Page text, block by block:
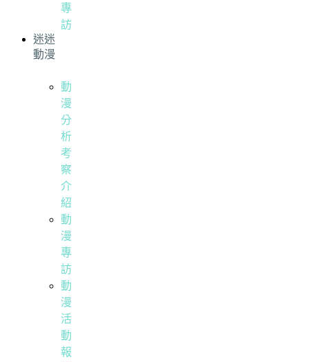
專
訪
迷迷
動漫
動
漫
分
析
考
察
介
紹
動
漫
專
訪
動
漫
活
動
報